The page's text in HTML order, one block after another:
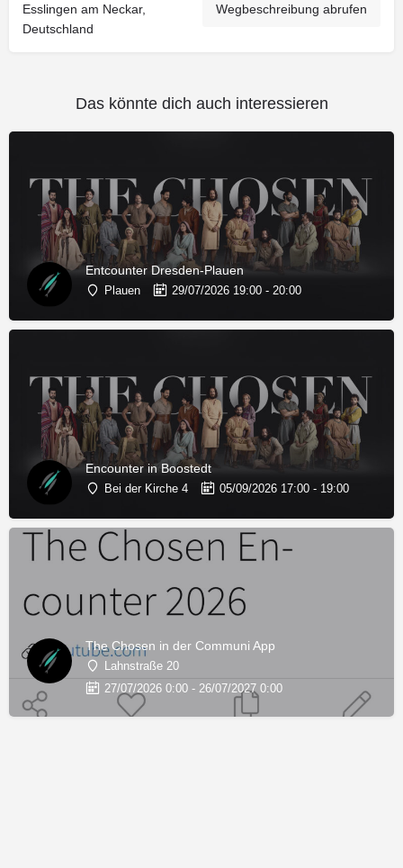
Esslingen am Neckar,
Deutschland
Wegbeschreibung abrufen
Das könnte dich auch interessieren
Entcounter Dresden-Plauen
Plauen 29/07/2026 19:00 - 20:00
Encounter in Boostedt
Bei der Kirche 4 05/09/2026 17:00 - 19:00
The Chosen in der Communi App
Lahnstraße 20
27/07/2026 0:00 - 26/07/2027 0:00